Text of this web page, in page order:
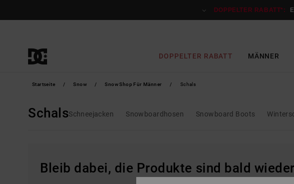
DOPPELTER RABATT*:
DOPPELTER RABATT MÄNNER
Startseite Snow Snow Shop Für Männer Schals
SchalsSchneejacken Snowboardhosen Snowboard Boots
Bleib dabei, die Produkte sind bald